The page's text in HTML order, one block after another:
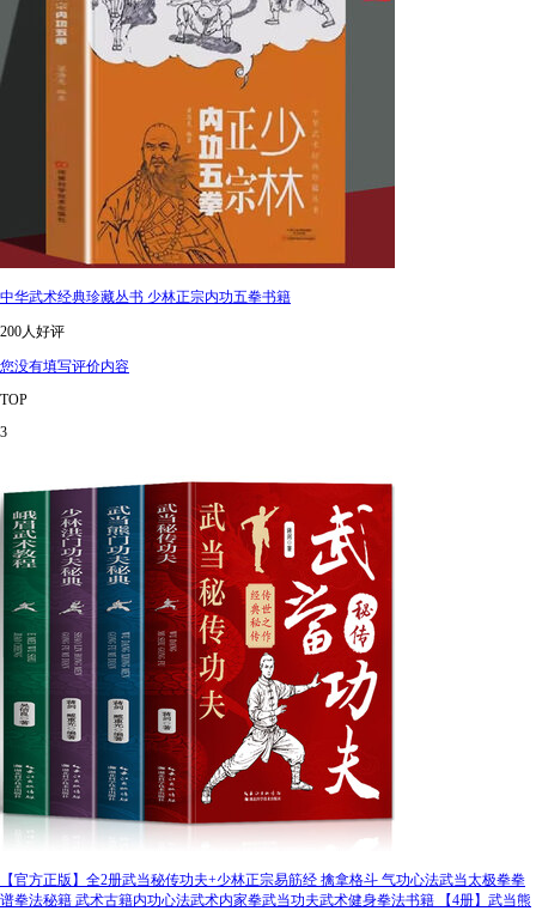
中华武术经典珍藏丛书 少林正宗内功五拳书籍
200人好评
您没有填写评价内容
TOP
3
【官方正版】全2册武当秘传功夫+少林正宗易筋经 擒拿格斗 气功心法武当太极拳拳
谱拳法秘籍 武术古籍内功心法武术内家拳武当功夫武术健身拳法书籍 【4册】武当熊